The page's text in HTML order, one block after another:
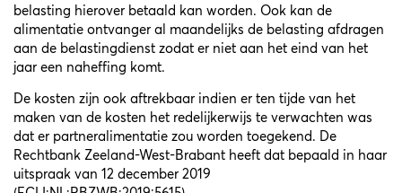
belasting hierover betaald kan worden. Ook kan de
alimentatie ontvanger al maandelijks de belasting afdragen
aan de belastingdienst zodat er niet aan het eind van het
jaar een naheffing komt.
De kosten zijn ook aftrekbaar indien er ten tijde van het
maken van de kosten het redelijkerwijs te verwachten was
dat er partneralimentatie zou worden toegekend. De
Rechtbank Zeeland-West-Brabant heeft dat bepaald in haar
uitspraak van 12 december 2019